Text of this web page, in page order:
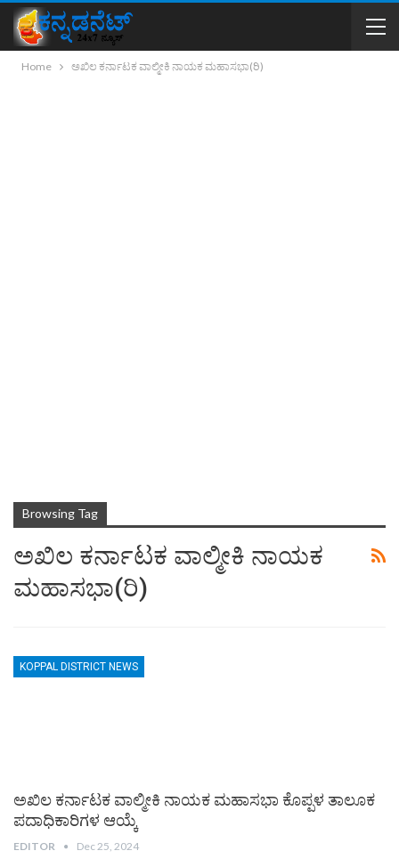
Home ಅಖಿಲ ಕರ್ನಾಟಕ ವಾಲ್ಮೀಕಿ ನಾಯಕ ಮಹಾಸಭಾ(ರಿ)
Browsing Tag
ಅಖಿಲ ಕರ್ನಾಟಕ ವಾಲ್ಮೀಕಿ ನಾಯಕ
ಮಹಾಸಭಾ(ರಿ)
KOPPAL DISTRICT NEWS
ಅಖಿಲ ಕರ್ನಾಟಕ ವಾಲ್ಮೀಕಿ ನಾಯಕ ಮಹಾಸಭಾ ಕೊಪ್ಪಳ ತಾಲೂಕ
ಪದಾಧಿಕಾರಿಗಳ ಆಯ್ಕೆ
EDITOR Dec 25, 2024